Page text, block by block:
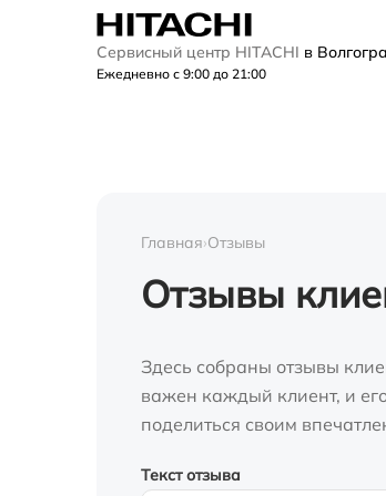
Сервисный центр HITACHI в
Ежедневно с 9:00 до 21:00
Главная›Отзывы
Отзывы
Здесь собраны отзывы
важен каждый клиент, и
поделиться своим
Текст отзыва